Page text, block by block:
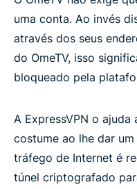
uma conta. Ao invés
através dos seus
do OmeTV, isso
bloqueado pela
A ExpressVPN o ajuda
costume ao lhe dar
tráfego de Internet é
túnel criptografado